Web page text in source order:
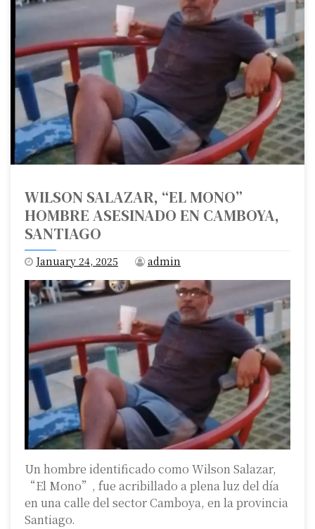
WILSON SALAZAR, “EL MONO”
HOMBRE ASESINADO EN CAMBOYA,
SANTIAGO
January 24, 2025 admin
Un hombre identificado como Wilson Salazar,
“El Mono”, fue acribillado a plena luz del día
en una calle del sector Camboya, en la provincia
Santiago.